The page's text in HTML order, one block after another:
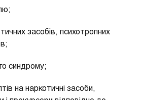
засобів, психотропних
синдрому;
на наркотичні засоби,